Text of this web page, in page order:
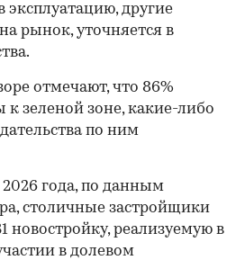
эксплуатацию, другие
рынок, уточняется в
отмечают, что 86%
к зеленой зоне, какие-либо
по ним
года, по данным
столичные застройщики
новостройку, реализуемую в
в долевом